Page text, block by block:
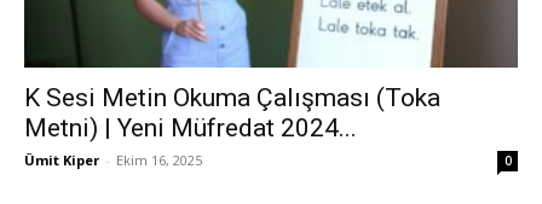
K Sesi Metin Okuma Çalışması (Toka
Metni) | Yeni Müfredat 2024...
Ümit Kiper - Ekim 16, 2025 0